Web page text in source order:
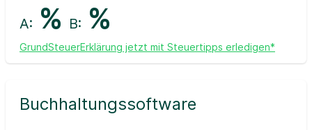
A: % B: %
GrundSteuerErklärung jetzt mit Steuertipps erledigen*
Buchhaltungssoftware